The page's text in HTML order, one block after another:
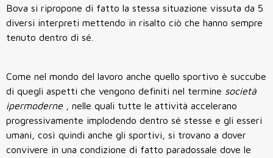
Bova si ripropone di fatto la stessa situazione vissuta da 5
diversi interpreti mettendo in risalto ciò che hanno sempre
tenuto dentro di sé.
Come nel mondo del lavoro anche quello sportivo è succube
di quegli aspetti che vengono definiti nel termine società
ipermoderne
, nelle quali tutte le attività accelerano
progressivamente implodendo dentro sé stesse e gli esseri
umani, così quindi anche gli sportivi, si trovano a dover
convivere in una condizione di fatto paradossale dove le